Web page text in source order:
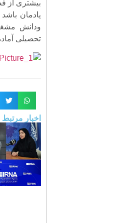
بیشتری از
یادمان
ودانش
تحصیلی
اخبار مرتبط